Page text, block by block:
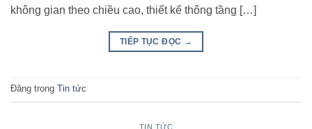
không gian theo chiều cao, thiết kế thông tầng […]
TIẾP TỤC ĐỌC →
Đăng trong Tin tức
TIN TỨC